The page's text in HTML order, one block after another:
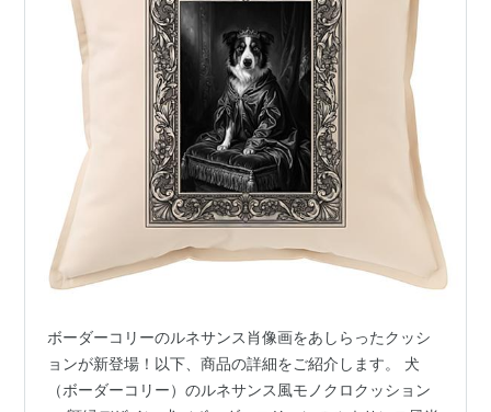
ボーダーコリーのルネサンス肖像画をあしらったクッシ
ョンが新登場！以下、商品の詳細をご紹介します。 犬
（ボーダーコリー）のルネサンス風モノクロクッション